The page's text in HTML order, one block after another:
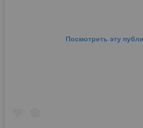
Посмотреть эту